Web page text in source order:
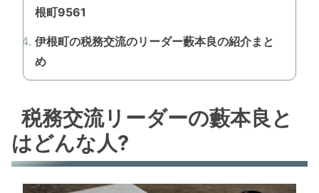
根町9561
伊根町の税務交流のリーダー藪本良の紹介まと
め
税務交流リーダーの藪本良と
はどんな人?